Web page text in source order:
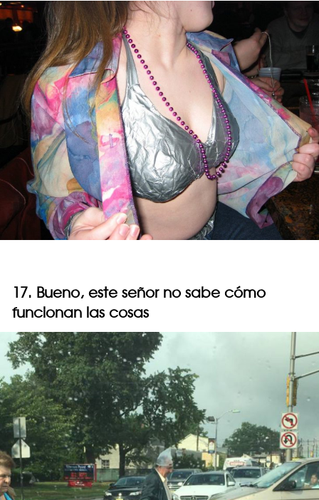
17. Bueno, este señor no sabe cómo
funcionan las cosas